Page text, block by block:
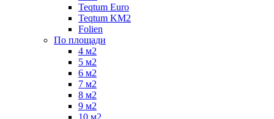
Teqtum Euro
Teqtum KM2
Folien
По площади
4 м2
5 м2
6 м2
7 м2
8 м2
9 м2